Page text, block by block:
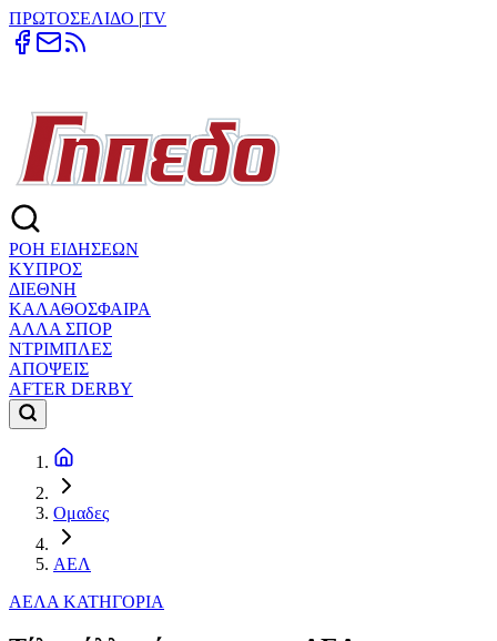
ΠΡΩΤΟΣΕΛΙΔΟ |TV
ΡΟΗ ΕΙΔΗΣΕΩΝ
ΚΥΠΡΟΣ
ΔΙΕΘΝΗ
ΚΑΛΑΘΟΣΦΑΙΡΑ
ΑΛΛΑ ΣΠΟΡ
ΝΤΡΙΜΠΛΕΣ
ΑΠΟΨΕΙΣ
AFTER DERBY
Ομαδες
ΑΕΛ
ΑΕΛΑ ΚΑΤΗΓΟΡΙΑ